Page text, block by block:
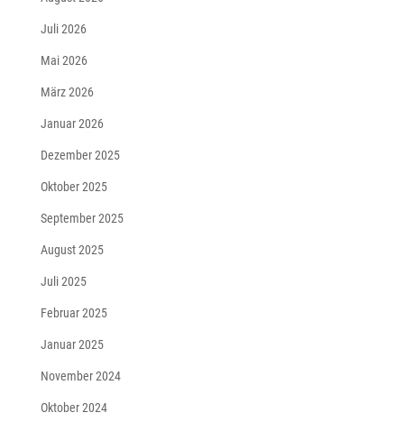
Juli 2026
Mai 2026
März 2026
Januar 2026
Dezember 2025
Oktober 2025
September 2025
August 2025
Juli 2025
Februar 2025
Januar 2025
November 2024
Oktober 2024